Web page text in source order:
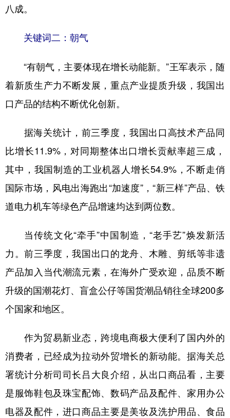
八成。
关键词二：朝气
“有朝气，主要体现在增长动能新。”王军表示，随
着新质生产力不断发展，重点产业提质升级，我国出
口产品的结构不断优化创新。
据海关统计，前三季度，我国出口高技术产品同
比增长11.9%，对同期整体出口增长贡献率超三成，
其中，我国制造的工业机器人增长54.9%，不断走俏
国际市场，风电出海跑出“加速度”，“新三样”产品、铁
道电力机车等绿色产品增速均达到两位数。
当传统文化“牵手”中国制造，“老手艺”焕发新活
力。前三季度，我国出口的龙舟、木雕、剪纸等非遗
产品加入当代潮流元素，在海外广受欢迎，品质不断
升级的国潮花灯、盲盒公仔等国货潮品销往全球200多
个国家和地区。
作为贸易新业态，跨境电商极大便利了国内外的
消费者，已经成为拉动外贸增长的新动能。据海关总
署统计分析司司长吕大良介绍，从出口商品看，主要
是服饰鞋包及珠宝配饰、数码产品及配件、家用办公
电器及配件，进口商品主要是美妆及洗护用品、食品